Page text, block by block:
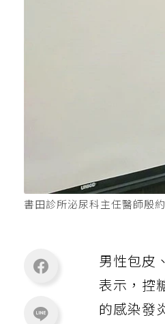
書田診所泌尿科主任醫師殷
男性包皮
表示，控
的感染發